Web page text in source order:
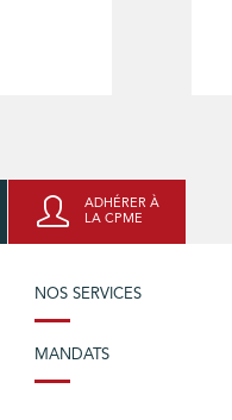
ADHÉRER À
LA CPME
NOS SERVICES
MANDATS